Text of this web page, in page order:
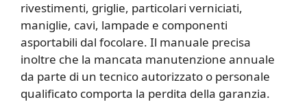
rivestimenti, griglie, particolari verniciati,
maniglie, cavi, lampade e componenti
asportabili dal focolare. Il manuale precisa
inoltre che la mancata manutenzione annuale
da parte di un tecnico autorizzato o personale
qualificato comporta la perdita della garanzia.